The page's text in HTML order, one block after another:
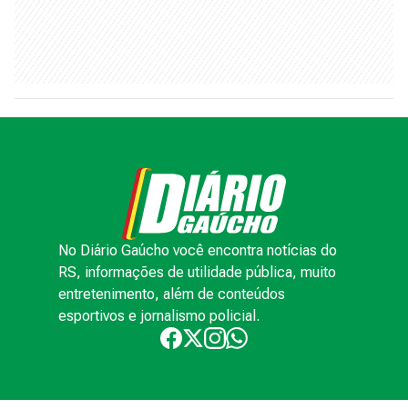
No Diário Gaúcho você encontra notícias do
RS, informações de utilidade pública, muito
entretenimento, além de conteúdos
esportivos e jornalismo policial.